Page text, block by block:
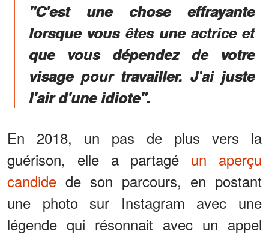
"C'est une chose effrayante
lorsque vous êtes une actrice et
que vous dépendez de votre
visage pour travailler. J'ai juste
l'air d'une idiote".
En 2018, un pas de plus vers la
guérison, elle a partagé un aperçu
candide de son parcours, en postant
une photo sur Instagram avec une
légende qui résonnait avec un appel